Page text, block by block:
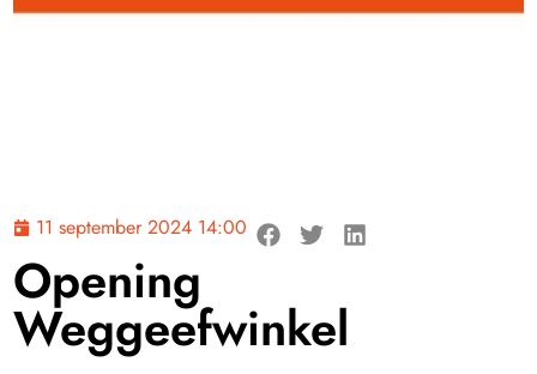
11 september 2024 14:00
Opening
Weggeefwinkel